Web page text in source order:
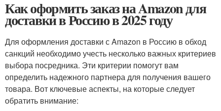
Как оформить заказ на Amazon для
доставки в Россию в 2025 году
Для оформления доставки с Amazon в Россию в обход
санкций необходимо учесть несколько важных критериев
выбора посредника. Эти критерии помогут вам
определить надежного партнера для получения вашего
товара. Вот ключевые аспекты, на которые следует
обратить внимание: